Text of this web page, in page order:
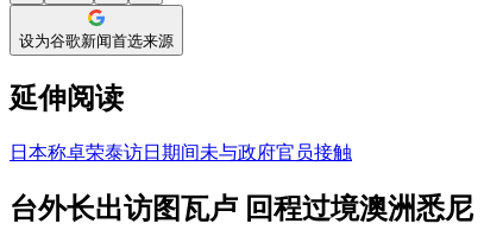
设为谷歌新闻首选来源
延伸阅读
日本称卓荣泰访日期间未与政府官员接触
台外长出访图瓦卢 回程过境澳洲悉尼